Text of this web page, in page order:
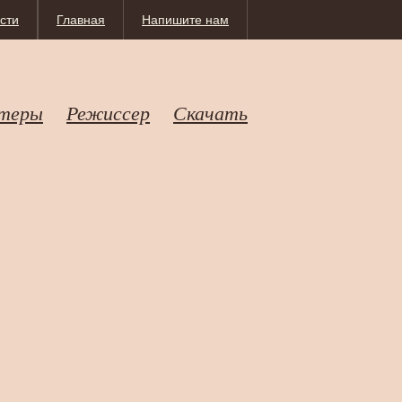
Напишите нам
Главная
Режиссер Скачать